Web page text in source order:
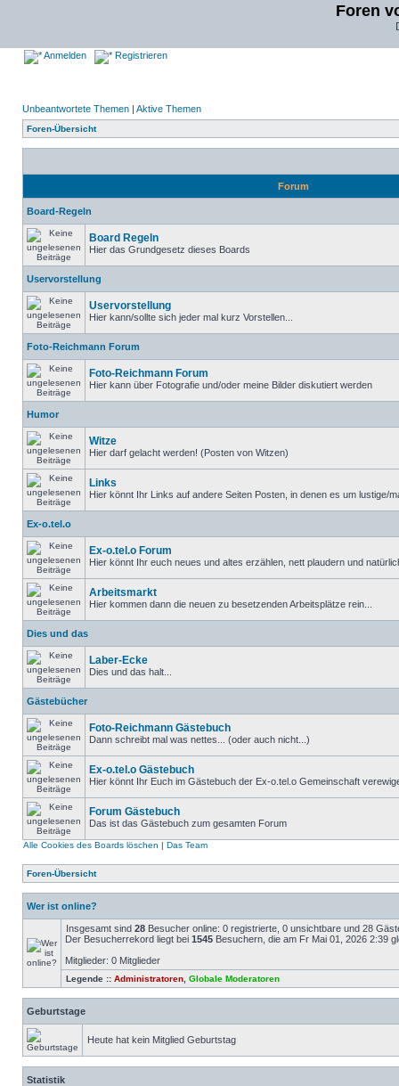
Foren
Anmelden Registrieren
Unbeantwortete Themen | Aktive Themen
Foren-Übersicht
Forum
Board-Regeln
Board Regeln
Hier das Grundgesetz dieses Boards
Uservorstellung
Uservorstellung
Hier kann/sollte sich jeder mal kurz Vorstellen...
Foto-Reichmann Forum
Foto-Reichmann Forum
Hier kann über Fotografie und/oder meine Bilder diskutiert werden
Humor
Witze
Hier darf gelacht werden! (Posten von Witzen)
Links
Hier könnt Ihr Links auf andere Seiten Posten, in denen es um lustige/
Ex-o.tel.o
Ex-o.tel.o Forum
Hier könnt Ihr euch neues und altes erzählen, nett plaudern und
Arbeitsmarkt
Hier kommen dann die neuen zu besetzenden Arbeitsplätze rein...
Dies und das
Laber-Ecke
Dies und das halt...
Gästebücher
Foto-Reichmann Gästebuch
Dann schreibt mal was nettes... (oder auch nicht...)
Ex-o.tel.o Gästebuch
Hier könnt Ihr Euch im Gästebuch der Ex-o.tel.o Gemeinschaft
Forum Gästebuch
Das ist das Gästebuch zum gesamten Forum
Alle Cookies des Boards löschen | Das Team
Foren-Übersicht
Wer ist online?
Insgesamt sind 28 Besucher online: 0 registrierte, 0 unsichtbare und 28
Der Besucherrekord liegt bei 1545 Besuchern, die am Fr Mai 01, 2026 2:39
Mitglieder: 0 Mitglieder
Legende :: Administratoren Globale Moderatoren
Geburtstage
Heute hat kein Mitglied Geburtstag
Statistik